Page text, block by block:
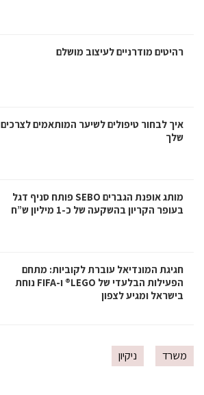
רהיטים מודרניים לעיצוב מושלם
איך לבחור טיפולים לשיער המותאמים לצרכים
שלך
מותג אופנת הגברים SEBO פותח סניף דגל
בעופר הקריון בהשקעה של כ-1 מיליון ש”ח
חגיגת המונדיאל עוברת לקוביות: מתחם
הפעילות הבלעדי של LEGO® ו-FIFA נוחת
בישראל ומגיע לצפון
משרד ניקיון